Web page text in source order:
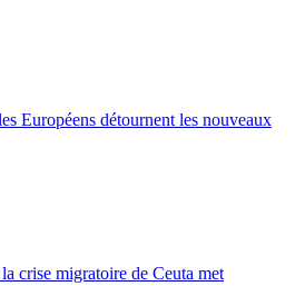
Européens détournent les nouveaux
crise migratoire de Ceuta met